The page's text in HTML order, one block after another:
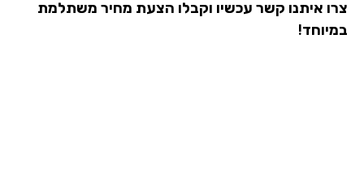
איתנו קשר עכשיו וקבלו הצעת מחיר משתלמת